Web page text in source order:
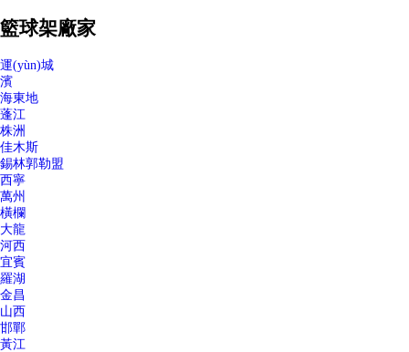
籃球架廠家
運(yùn)城
濱
海東地
蓬江
株洲
佳木斯
錫林郭勒盟
西寧
萬州
橫欄
大龍
河西
宜賓
羅湖
金昌
山西
邯鄲
黃江